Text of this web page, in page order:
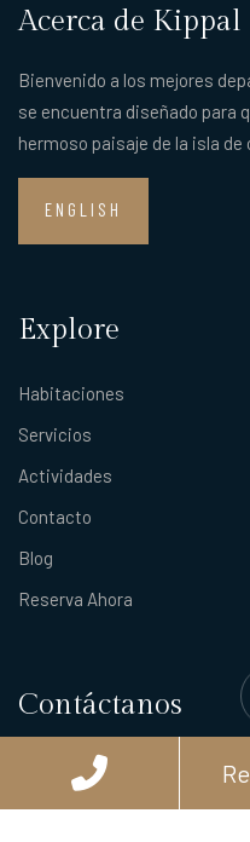
Acerca de Kippal
Bienvenido a los mejores
se encuentra diseñado para
hermoso paisaje de la isla de
ENGLISH
Explore
Habitaciones
Servicios
Actividades
Contacto
Blog
Reserva Ahora
Contáctanos
10a Avenida Sur 641, Centro,